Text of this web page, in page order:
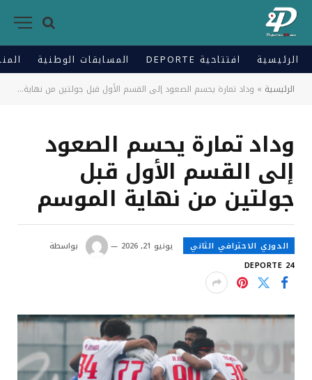
الرئيسية افتتاحية DEPORTE المسابقات الوطنية
الرئيسية » وداد تمارة يحسم الصعود إلى القسم الأول قبل جولتين من نهاية الموسم
وداد تمارة يحسم الصعود
إلى القسم الأول قبل
جولتين من نهاية الموسم
الدوري الاحترافي الثاني يونيو 21, 2026
بواسطة
DEPORTE 24